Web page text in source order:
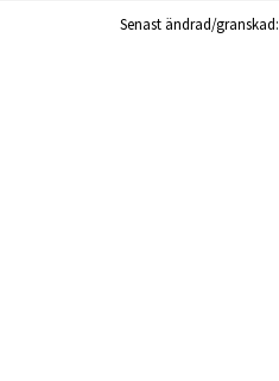
Senast ändrad/granskad: